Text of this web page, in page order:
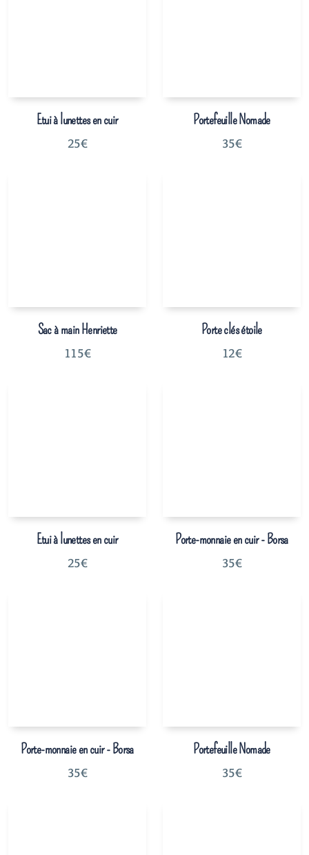
Etui à lunettes en cuir
25€
Portefeuille Nomade
35€
Sac à main Henriette
115€
Porte clés étoile
12€
Etui à lunettes en cuir
25€
Porte-monnaie en cuir - Borsa
35€
Porte-monnaie en cuir - Borsa
35€
Portefeuille Nomade
35€